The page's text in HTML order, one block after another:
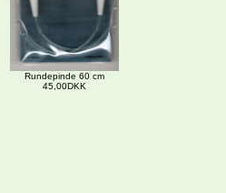
Rundepinde 60 cm
45,00DKK